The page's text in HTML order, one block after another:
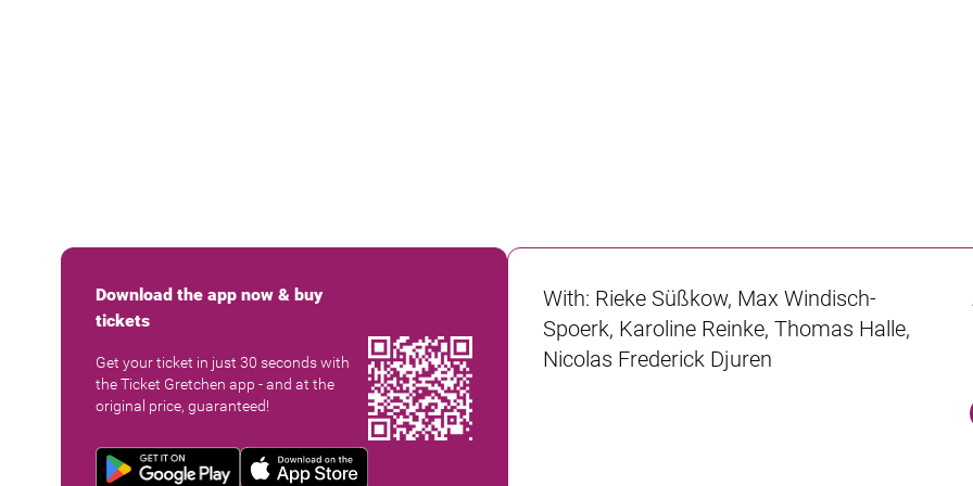
Download the app now & buy
tickets
Get your ticket in just 30 seconds with
the Ticket Gretchen app - and at the
original price, guaranteed!
With: Rieke Süßkow, Max Windisch-
Spoerk, Karoline Reinke, Thomas Halle,
Nicolas Frederick Djuren